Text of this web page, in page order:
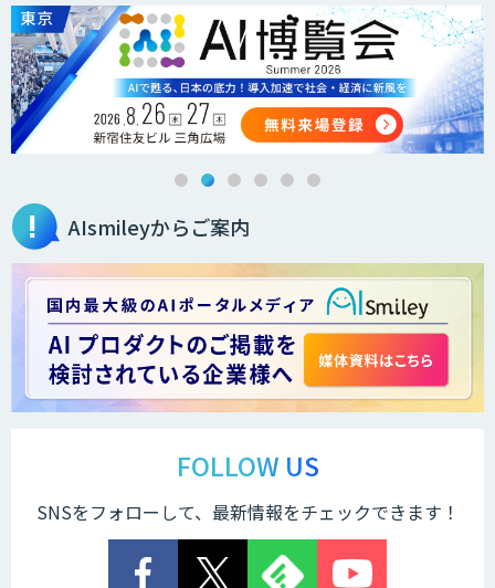
AIsmileyからご案内
FOLLOW US
SNSをフォローして、最新情報をチェックできます！